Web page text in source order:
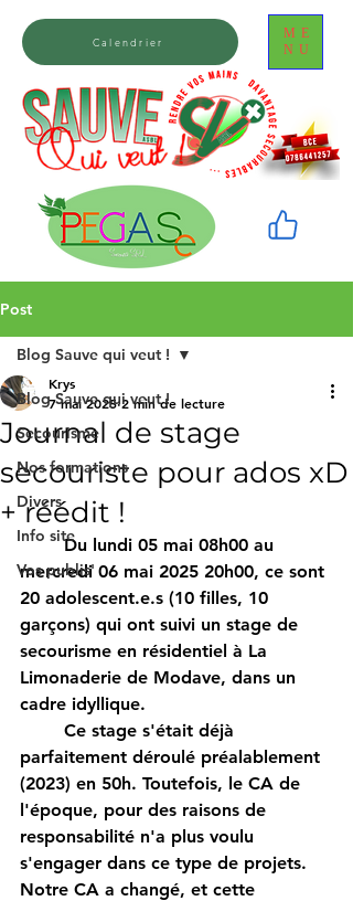
ME
NU
Calendrier
Post
Blog Sauve qui veut !
Secourisme
Nos formations
Divers
Info site
Vos publis'
Blog Sauve qui veut !
Journal de stage
secouriste pour ados xD
+ réédit !
Krys
7 mai 2025 2 min de lecture
	Du lundi 05 mai 08h00 au
mercredi 06 mai 2025 20h00, ce sont
20 adolescent.e.s (10 filles, 10
garçons) qui ont suivi un stage de
secourisme en résidentiel à La
Limonaderie de Modave, dans un
cadre idyllique.
parfaitement déroulé préalablement
(2023) en 50h. Toutefois, le CA de
l'époque, pour des raisons de
responsabilité n'a plus voulu
s'engager dans ce type de projets.
Notre CA a changé, et cette